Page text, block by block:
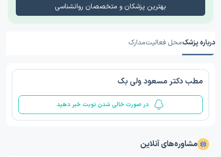
بهترین پزشکان و متخصصان روانشناسی
درباره پزشکمحل فعالیتمدارک
مطب دکتر مسعود ولی بک
در صورت خالی شدن نوبت خبر دهید
مشاوره‌های آنلاین